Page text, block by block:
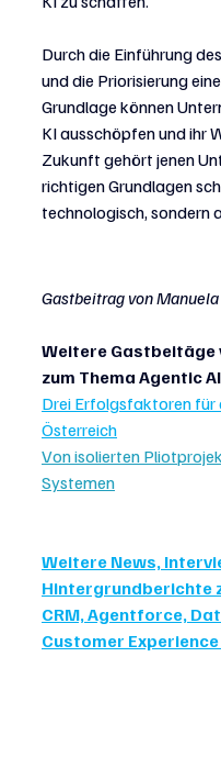
Durch die Einführung
und die Priorisierung
Grundlage können
KI ausschöpfen und ihr
Zukunft gehört jenen
richtigen Grundlagen
technologisch, sondern
Gastbeitrag von
Weitere Gastbeitäge
zum Thema Agentic
Drei Erfolgsfaktoren für
Österreich
Von isolierten
Systemen
Weitere News,
Hintergrundberichte
CRM, Agentforce,
Customer